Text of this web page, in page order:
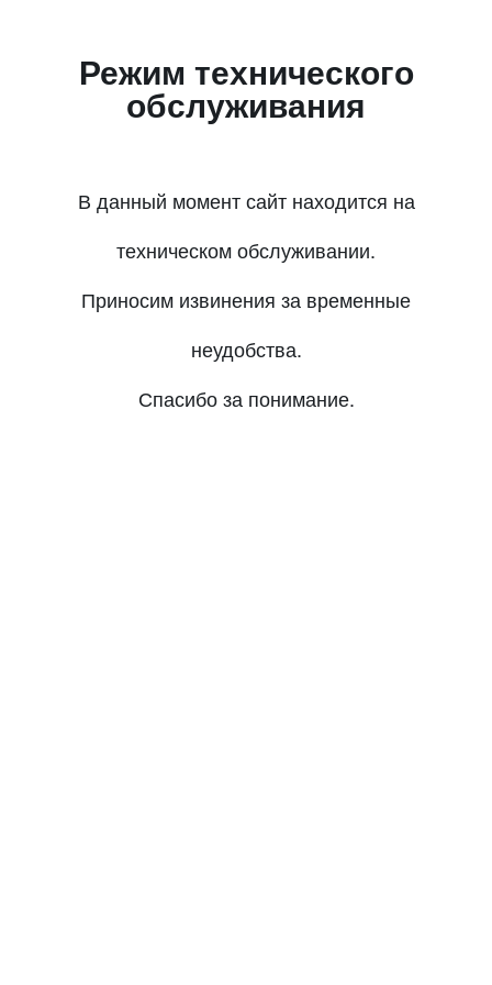
Режим технического
обслуживания
В данный момент сайт находится на
техническом обслуживании.
Приносим извинения за временные
неудобства.
Спасибо за понимание.